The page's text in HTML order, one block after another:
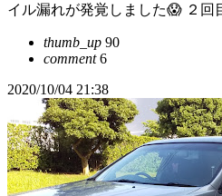
イル漏れが発覚しました😱 ２回
thumb_up 90
comment6
2020/10/04 21:38